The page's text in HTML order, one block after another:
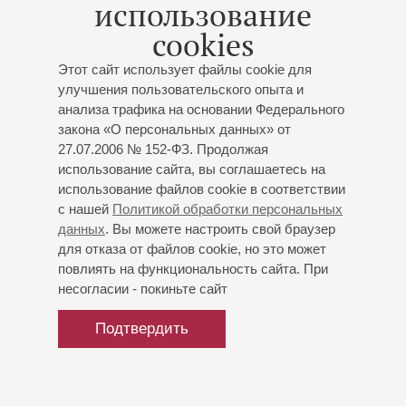
использование
cookies
Этот сайт использует файлы cookie для
улучшения пользовательского опыта и
анализа трафика на основании Федерального
закона «О персональных данных» от
27.07.2006 № 152-ФЗ. Продолжая
использование сайта, вы соглашаетесь на
использование файлов cookie в соответствии
с нашей Политикой обработки персональных
данных. Вы можете настроить свой браузер
для отказа от файлов cookie, но это может
повлиять на функциональность сайта. При
несогласии - покиньте сайт
Подтвердить
партия фортепиано;Ирина Шарапова- партия
фортепиано и комментарии
Чайковский, Мусоргский,Верди;Верди: «Дон
Карлос», «Симон Бокканегра», «Риголетто»;
Чайковский: «Евгений Онегин», «Мазепа»,
«Иоланта»;Мусоргский: «Борис Годунов»
Фрагменты из опер